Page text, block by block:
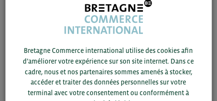
webinaires et évènements sont réservés aux entreprises
domiciliées en Bretagne (siège social ou établissement
Pour plus d’informations, contactez :
Annie LE MASSON
Bretagne Commerce international utilise des cookies afin
d’améliorer votre expérience sur son site internet. Dans ce
cadre, nous et nos partenaires sommes amenés à stocker,
accéder et traiter des données personnelles sur votre
terminal avec votre consentement ou conformément à